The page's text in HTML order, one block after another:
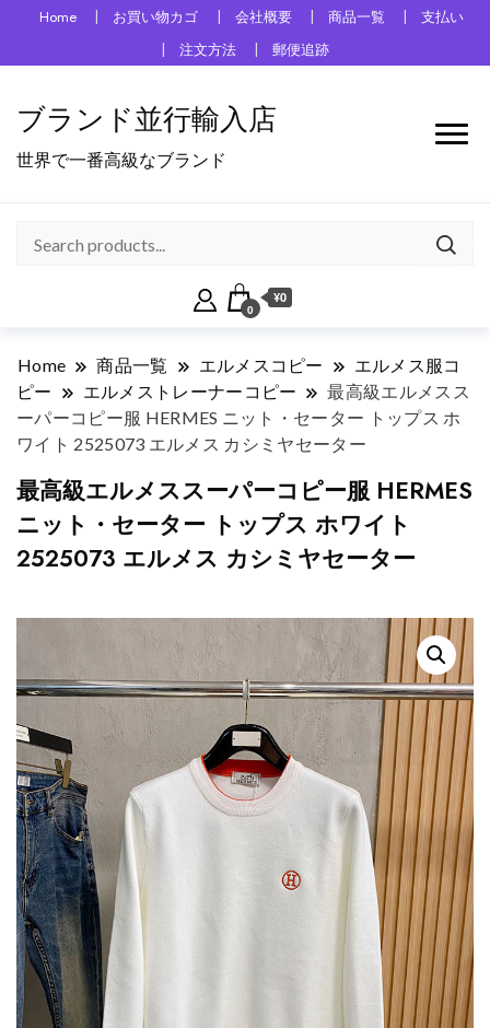
Home お買い物カゴ 会社概要 商品一覧
支払い
注文方法
郵便追跡
ブランド並行輸入店
世界で一番高級なブランド
0
¥0
Home 商品一覧 エルメスコピー
エルメス服コ
ピー
エルメストレーナーコピー
最高級エルメスス
ーパーコピー服 HERMES ニット・セーター トップス ホ
ワイト 2525073 エルメス カシミヤセーター
最高級エルメススーパーコピー服 HERMES
ニット・セーター トップス ホワイト
2525073 エルメス カシミヤセーター